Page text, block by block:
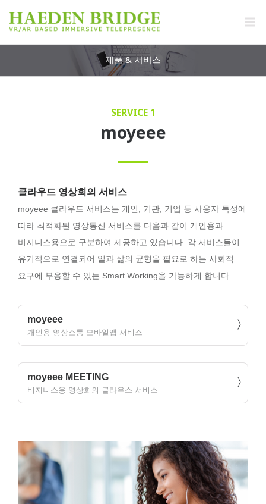
제품 & 서비스
SERVICE 1
moyeee
클라우드 영상회의 서비스
moyeee 클라우드 서비스는 개인, 기관, 기업 등 사용자 특성에
따라 최적화된 영상통신 서비스를 다음과 같이 개인용과
비지니스용으로 구분하여 제공하고 있습니다. 각 서비스들이
유기적으로 연결되어 일과 삶의 균형을 필요로 하는 사회적
요구에 부응할 수 있는 Smart Working을 가능하게 합니다.
moyeee
개인용 영상소통 모바일앱 서비스
moyeee MEETING
비지니스용 영상회의 클라우스 서비스